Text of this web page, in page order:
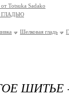
Totsuka Sadako
ГЛАДЬЮ
Шелковая гладь